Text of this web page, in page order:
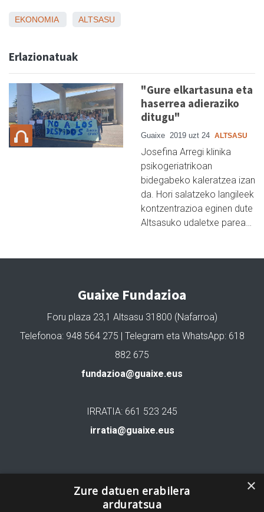
EKONOMIA ALTSASU
Erlazionatuak
"Gure elkartasuna eta
haserrea adieraziko
ditugu"
Guaixe 2019 uzt 24 ALTSASU
Josefina Arregi klinika
psikogeriatrikoan
bidegabeko kaleratzea izan
da. Hori salatzeko langileek
kontzentrazioa eginen dute
Altsasuko udaletxe parea…
Guaixe Fundazioa
Foru plaza 23,1 Altsasu 31800 (Nafarroa)
Telefonoa: 948 564 275 | Telegram eta WhatsApp: 618
882 675
fundazioa@guaixe.eus
IRRATIA: 661 523 245
irratia@guaixe.eus
Gure lizentzia: Creative Commons Aitortu Partekatu
Codesyntaxek garatua
×
Zure datuen erabilera
arduratsua